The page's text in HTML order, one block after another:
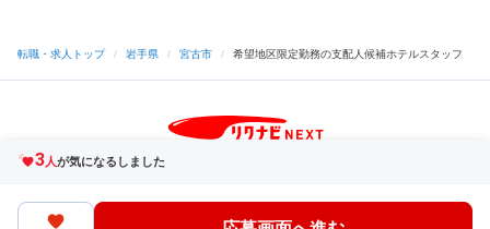
3人が気になるしました
転職・求人トップ / 岩手県 / 宮古市 / 希望地区限定勤務の支配人候補ホテルスタッフ
中途採用をご検討の企業様
ヘルプ・お問い合わせ